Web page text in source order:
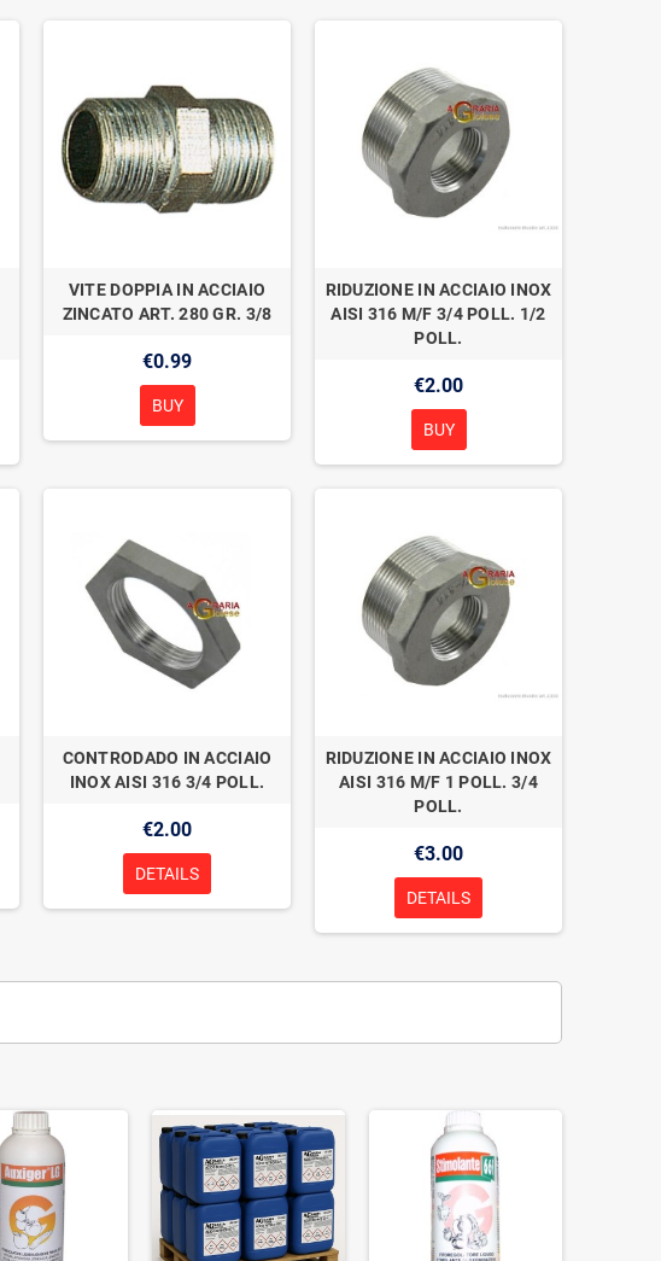
VITE DOPPIA IN ACCIAIO
ZINCATO ART. 280 GR. 3/8
€0.99
BUY
RIDUZIONE IN ACCIAIO INOX
AISI 316 M/F 3/4 POLL. 1/2
POLL.
€2.00
BUY
CONTRODADO IN ACCIAIO
INOX AISI 316 3/4 POLL.
€2.00
DETAILS
RIDUZIONE IN ACCIAIO INOX
AISI 316 M/F 1 POLL. 3/4
POLL.
€3.00
DETAILS